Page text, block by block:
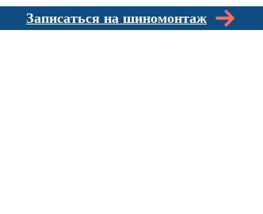
Записаться на шиномонтаж